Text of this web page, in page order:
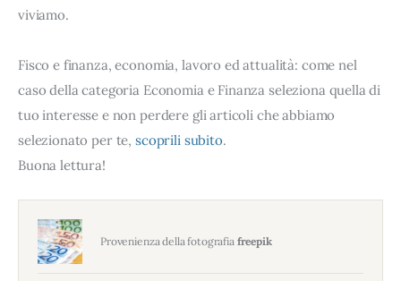
viviamo.
Fisco e finanza, economia, lavoro ed attualità: come nel
caso della categoria Economia e Finanza seleziona quella di
tuo interesse e non perdere gli articoli che abbiamo
selezionato per te, scoprili subito.
Buona lettura!
Provenienza della fotografia freepik